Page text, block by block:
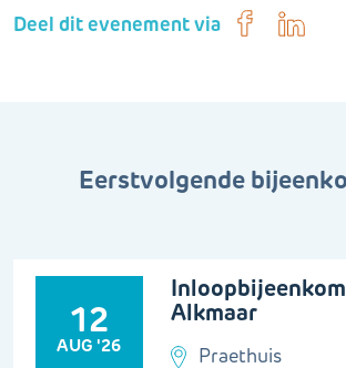
Deel dit evenement via
Eerstvolgende
12
AUG '26
Alkmaar
Praethuis